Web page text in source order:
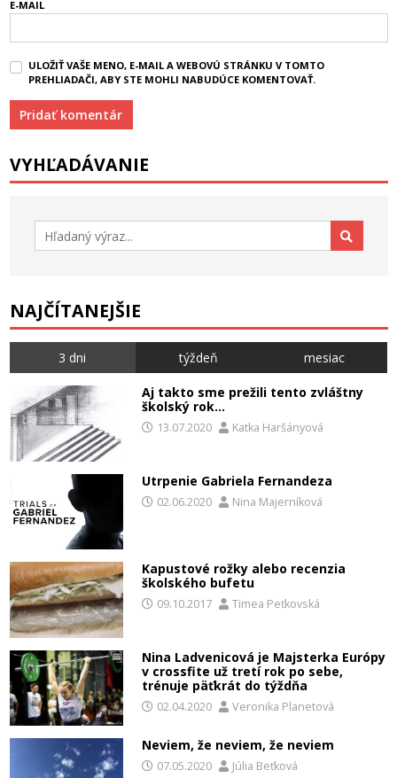
E-MAIL
ULOŽIŤ VAŠE MENO, E-MAIL A WEBOVÚ STRÁNKU V TOMTO
PREHLIADAČI, ABY STE MOHLI NABUDÚCE KOMENTOVAŤ.
VYHĽADÁVANIE
Hľadať:
NAJČÍTANEJŠIE
3 dni týždeň mesiac
Aj takto sme prežili tento zvláštny
školský rok…
13.07.2020 Katka Haršányová
Utrpenie Gabriela Fernandeza
02.06.2020 Nina Majerníková
Kapustové rožky alebo recenzia
školského bufetu
09.10.2017 Timea Peťkovská
Nina Ladvenicová je Majsterka Európy
v crossfite už tretí rok po sebe,
trénuje päťkrát do týždňa
02.04.2020 Veronika Planetová
Neviem, že neviem, že neviem
07.05.2020 Júlia Beťková